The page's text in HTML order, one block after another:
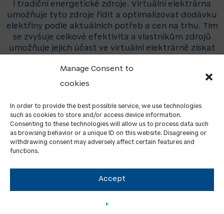
Manage Consent to
cookies
In order to provide the best possible service, we use technologies
such as cookies to store and/or access device information.
Consenting to these technologies will allow us to process data such
as browsing behavior or a unique ID on this website. Disagreeing or
withdrawing consent may adversely affect certain features and
functions.
Accept
i tradiční energetické zdroje. Virtuální elektrárna
umožňuje tyto zdroje řídit a optimalizovat dodávku
elektřiny podle aktuálních potřeb a cen na trhu. Tím
se zvyšuje celkové efektivita a vlastníkům zdrojů
umožňuje jejich účast ve virtuální elektrárně získat
udržitelnou energetiku a zvyšuje spolehlivost
dodávky elektřiny.